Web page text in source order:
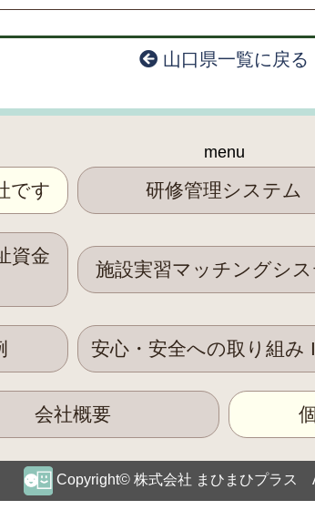
山口県一覧に戻る
menu
です 研修管理システム
資金
施設実習マッチングシス
安心・安全への取り組み
会社概要
Copyright© 株式会社 まひまひプラス